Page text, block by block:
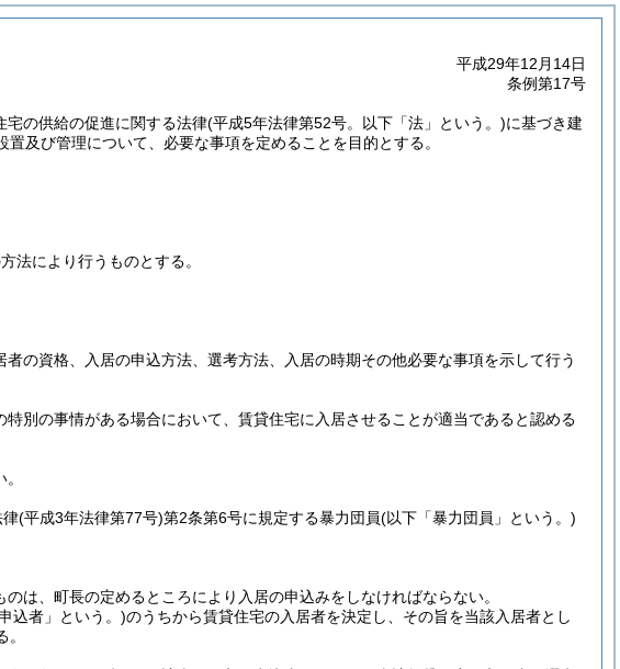
平成29年12月14日
条例第17号
宅の供給の促進に関する法律(平成5年法律第52号。以下「法」という。)に基づき建
置及び管理について、必要な事項を定めることを目的とする。
法により行うものとする。
の資格、入居の申込方法、選考方法、入居の時期その他必要な事項を示して行う
別の事情がある場合において、賃貸住宅に入居させることが適当であると認める
律(平成3年法律第77号)第2条第6号に規定する暴力団員(以下「暴力団員」という。)
は、町長の定めるところにより入居の申込みをしなければならない。
込者」という。)のうちから賃貸住宅の入居者を決定し、その旨を当該入居者とし